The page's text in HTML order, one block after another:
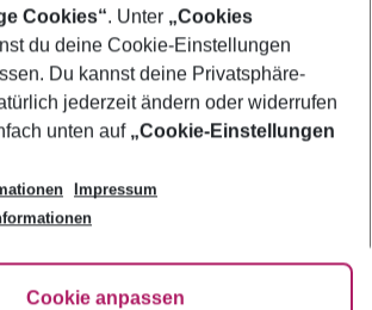
ändern
Cookies“. Unter „Cookies
du deine Cookie-Einstellungen
Du kannst deine Privatsphäre-
jederzeit ändern oder widerrufen
unten auf „Cookie-Einstellungen
Impressum
Cookie anpassen